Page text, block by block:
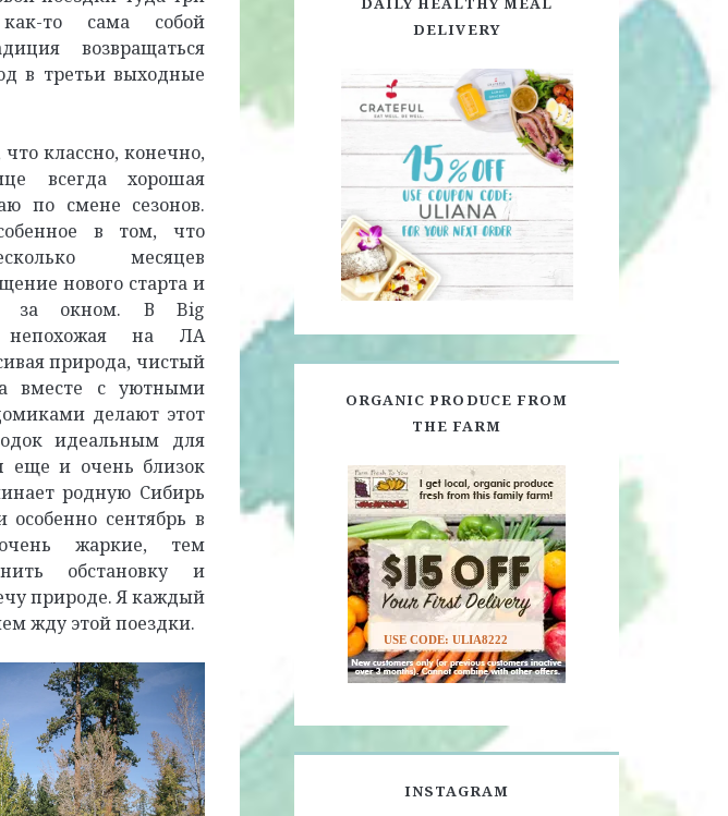
то сама собой
возвращаться
в третьи выходные
классно, конечно,
всегда хорошая
по смене сезонов.
в том, что
месяцев
нового старта и
за окном. В Big
непохожая на ЛА
природа, чистый
вместе с уютными
делают этот
идеальным для
еще и очень близок
родную Сибирь
сентябрь в
жаркие, тем
обстановку и
природе. Я каждый
жду этой поездки.
DELIVERY
ORGANIC PRODUCE FROM
THE FARM
USE CODE: ULIA8222
INSTAGRAM